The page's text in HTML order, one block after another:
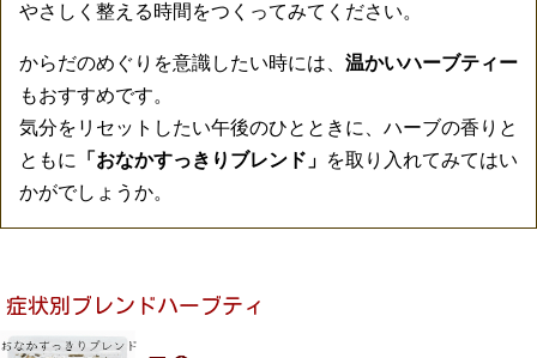
やさしく整える時間をつくってみてください。
からだのめぐりを意識したい時には、 温かいハーブティー
もおすすめです。
気分をリセットしたい午後のひとときに、ハーブの香りと
ともに
「おなかすっきりブレンド」 を取り入れてみてはい
かがでしょうか。